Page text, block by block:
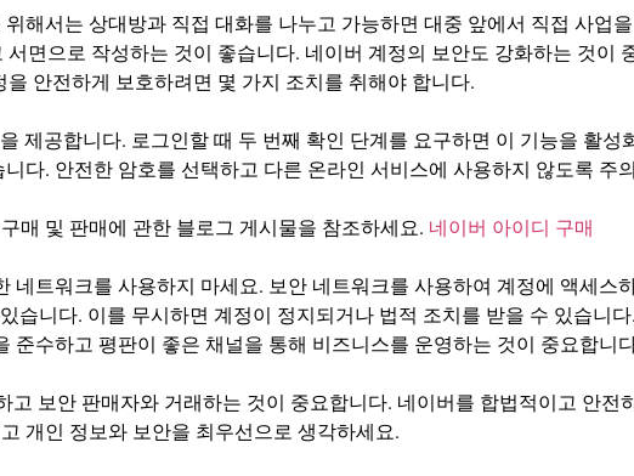
해서는 상대방과 직접 대화를 나누고 가능하면 대중 앞에서 직접 사업
면으로 작성하는 것이 좋습니다. 네이버 계정의 보안도 강화하는 것이
을 안전하게 보호하려면 몇 가지 조치를 취해야 합니다.
제공합니다. 로그인할 때 두 번째 확인 단계를 요구하면 이 기능을 활성
다. 안전한 암호를 선택하고 다른 온라인 서비스에 사용하지 않도록 주
매 및 판매에 관한 블로그 게시물을 참조하세요. 네이버 아이디 구매
네트워크를 사용하지 마세요. 보안 네트워크를 사용하여 계정에 액세스
습니다. 이를 무시하면 계정이 정지되거나 법적 조치를 받을 수 있습니
준수하고 평판이 좋은 채널을 통해 비즈니스를 운영하는 것이 중요합니
보안 판매자와 거래하는 것이 중요합니다. 네이버를 합법적이고 안전
개인 정보와 보안을 최우선으로 생각하세요.